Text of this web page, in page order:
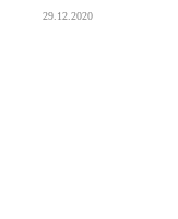
29.12.2020